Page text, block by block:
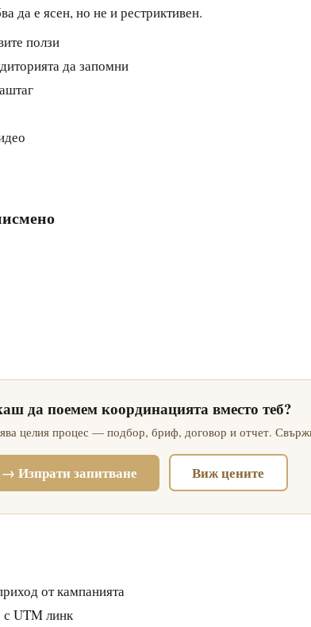
да е ясен, но не и рестриктивен.
ползи
да запомни
да поемем координацията вместо теб?
целия процес — подбор, бриф, договор и отчет.
→ Изпрати запитване Виж цените
от кампанията
UTM линк